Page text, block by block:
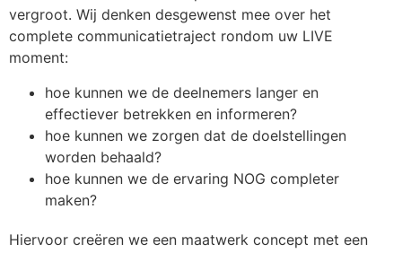
vergroot. Wij denken desgewenst mee over het
complete communicatietraject rondom uw LIVE
moment:
hoe kunnen we de deelnemers langer en
effectiever betrekken en informeren?
hoe kunnen we zorgen dat de doelstellingen
worden behaald?
hoe kunnen we de ervaring NOG completer
maken?
Hiervoor creëren we een maatwerk concept met een